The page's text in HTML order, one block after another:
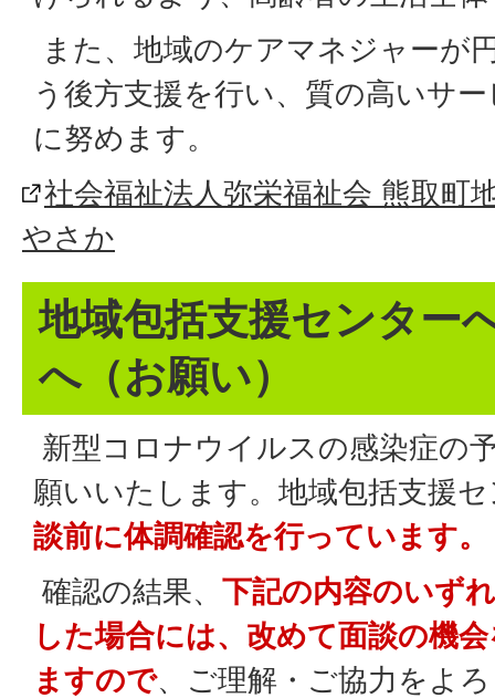
また、地域のケアマネジャーが
う後方支援を行い、質の高いサ
に努めます。
社会福祉法人弥栄福祉会 熊取町
やさか
地域包括支援センター
へ（お願い）
新型コロナウイルスの感染症の
願いいたします。地域包括支援
談前に体調確認を行っています。
確認の結果、 下記の内容のいず
した場合には、改めて面談の機
ますので、ご理解・ご協力をよ